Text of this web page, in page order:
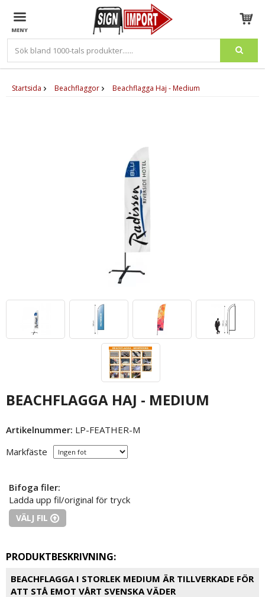
Produkten har blivit tillagd i varukorgen
Startsida Beachflaggor Beachflagga Haj - Medium
BEACHFLAGGA HAJ - MEDIUM
Artikelnummer: LP-FEATHER-M
Markfäste
Bifoga filer:
Ladda upp fil/original för tryck
VÄLJ FIL
PRODUKTBESKRIVNING:
BEACHFLAGGA I STORLEK MEDIUM ÄR TILLVERKADE FÖR
ATT STÅ EMOT VÅRT SVENSKA VÄDER